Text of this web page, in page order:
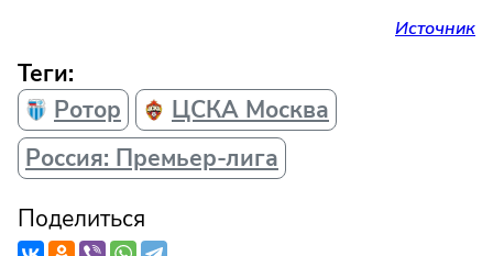
Источник
Теги:
Ротор
ЦСКА Москва
Россия: Премьер-лига
Поделиться